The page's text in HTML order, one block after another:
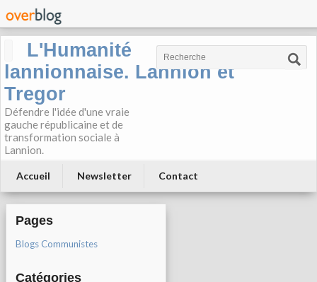
L'Humanité
lannionnaise. Lannion et
Tregor
Défendre l'idée d'une vraie
gauche républicaine et de
transformation sociale à
Lannion.
Accueil Newsletter Contact
Pages
Blogs Communistes
Catégories